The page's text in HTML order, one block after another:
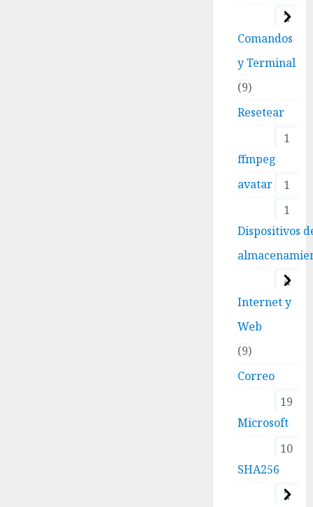
2
Comandos
y Terminal
9
Resetear
1
ffmpeg
1
avatar
1
Dispositivos
4
Internet y
Web
9
Correo
19
Microsoft
10
SHA256
2